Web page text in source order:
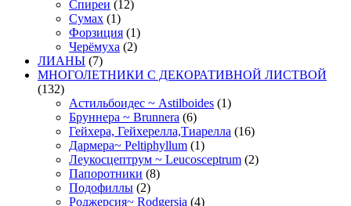
Спиреи (12)
Сумах (1)
Форзиция (1)
Черёмуха (2)
ЛИАНЫ (7)
МНОГОЛЕТНИКИ С ДЕКОРАТИВНОЙ ЛИСТВОЙ
(132)
Астильбоидес ~ Astilboides (1)
Бруннера ~ Brunnera (6)
Гейхера, Гейхерелла,Тиарелла (16)
Дармера~ Peltiphyllum (1)
Леукосцептрум ~ Leucosceptrum (2)
Папоротники (8)
Подофиллы (2)
Роджерсия~ Rodgersia (4)